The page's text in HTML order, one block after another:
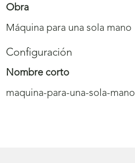
Obra
Máquina para una sola mano
Configuración
Nombre corto
maquina-para-una-sola-mano